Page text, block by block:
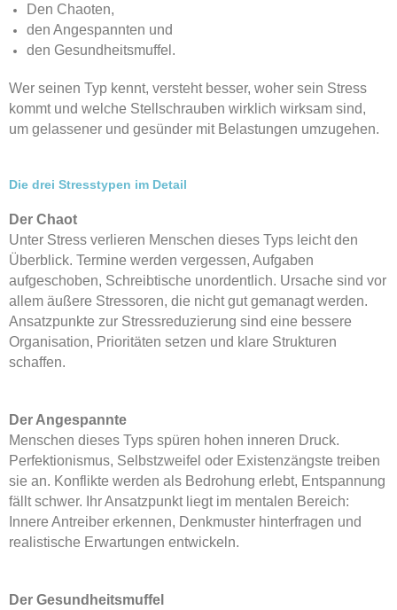
Den Chaoten,
den Angespannten und
den Gesundheitsmuffel.
Wer seinen Typ kennt, versteht besser, woher sein Stress
kommt und welche Stellschrauben wirklich wirksam sind,
um gelassener und gesünder mit Belastungen umzugehen.
Die drei Stresstypen im Detail
Der Chaot
Unter Stress verlieren Menschen dieses Typs leicht den
Überblick. Termine werden vergessen, Aufgaben
aufgeschoben, Schreibtische unordentlich. Ursache sind vor
allem äußere Stressoren, die nicht gut gemanagt werden.
Ansatzpunkte zur Stressreduzierung sind eine bessere
Organisation, Prioritäten setzen und klare Strukturen
schaffen.
Der Angespannte
Menschen dieses Typs spüren hohen inneren Druck.
Perfektionismus, Selbstzweifel oder Existenzängste treiben
sie an. Konflikte werden als Bedrohung erlebt, Entspannung
fällt schwer. Ihr Ansatzpunkt liegt im mentalen Bereich:
Innere Antreiber erkennen, Denkmuster hinterfragen und
realistische Erwartungen entwickeln.
Der Gesundheitsmuffel